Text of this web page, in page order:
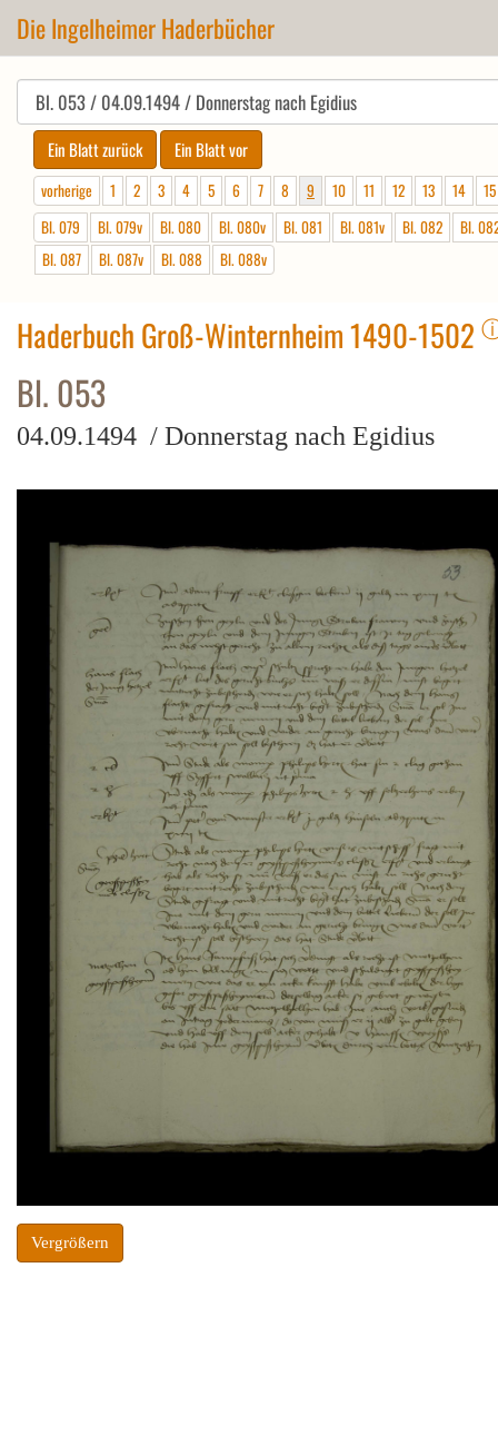
Die Ingelheimer Haderbücher
vorherige 1 2 3 4 5 6 7 8 9 10 11 12 13 14
15
Bl. 079
Bl. 079v Bl. 080 Bl. 080v Bl. 081 Bl. 081v Bl. 082
Bl.
Bl. 087
Bl. 087v Bl. 088 Bl. 088v
Haderbuch Groß-Winternheim 1490-1502
Bl. 053
04.09.1494 / Donnerstag nach Egidius
Vergrößern